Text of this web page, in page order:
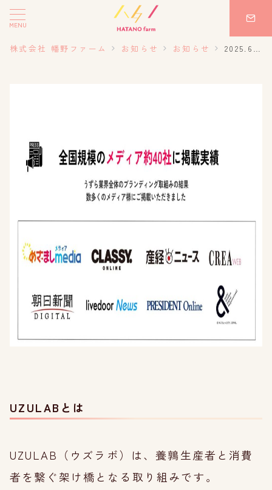
MENU
株式会社 幡野ファーム お知らせ お知らせ 2025.6.6 UZULAB初代アンバサダー募集！ 幡野ファームの挑戦がメディアに掲載されました！
UZULABとは
UZULAB（ウズラボ）は、養鶉生産者と消費
者を繋ぐ架け橋となる取り組みです。